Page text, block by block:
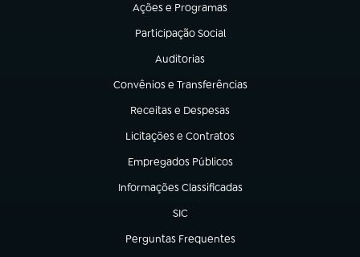
Ações e Programas
(abre em nova aba)
Participação Social
(abre em nova aba)
Auditorias
(abre em nova aba)
Convênios e Transferências
(abre em nova aba)
Receitas e Despesas
(abre em nova aba)
Licitações e Contratos
(abre em nova aba)
Empregados Públicos
(abre em nova aba)
Informações Classificadas
(abre em nova aba)
SIC
(abre em nova aba)
Perguntas Frequentes
(abre em nova aba)